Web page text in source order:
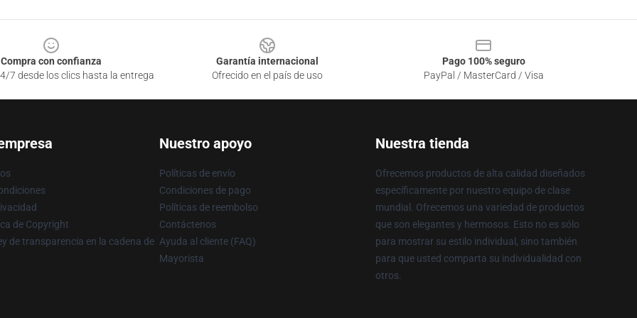
Compra con confianza
7 desde los clics hasta la entrega
Garantía internacional
Ofrecido en el país de uso
Pago 100% seguro
PayPal / MasterCard / Visa
de Copyright
de transparencia en la cadena de
Nuestro apoyo
Políticas de envío
Condiciones de pago
Políticas de reembolso
Contáctenos
Ayuda al cliente (FAQ)
Mayorista
Nuestra tienda
Ofrecemos productos de alta calidad diseñados
específicamente por nuestro equipo de clase
mundial. Ofrecemos una variedad de productos
que son elegantes y hermosos. Esto no es sólo
para mostrar su estilo individual, sino también
para que usted comparta su individualidad con
otros.